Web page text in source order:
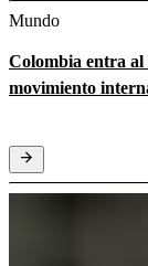
Mundo
Colombia entra al
movimiento